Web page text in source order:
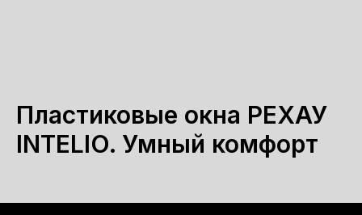
Пластиковые окна РЕХАУ
INTELIO. Умный комфорт